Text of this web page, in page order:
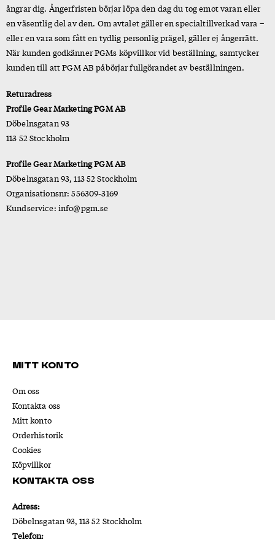
ångrar dig. Ångerfristen börjar löpa den dag du tog emot varan eller
en väsentlig del av den. Om avtalet gäller en specialtillverkad vara –
eller en vara som fått en tydlig personlig prägel, gäller ej ångerrätt.
När kunden godkänner PGMs köpvillkor vid beställning, samtycker
kunden till att PGM AB påbörjar fullgörandet av beställningen.
Returadress
Profile Gear Marketing PGM AB
Döbelnsgatan 93
113 52 Stockholm
Profile Gear Marketing PGM AB
Döbelnsgatan 93, 113 52 Stockholm
Organisationsnr: 556309-3169
Kundservice: info@pgm.se
Mitt konto
Om oss
Kontakta oss
Mitt konto
Orderhistorik
Cookies
Köpvillkor
Kontakta oss
Adress:
Döbelnsgatan 93, 113 52 Stockholm
Telefon: